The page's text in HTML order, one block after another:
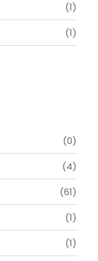
(1)
(1)
(0)
(4)
(61)
(1)
(1)